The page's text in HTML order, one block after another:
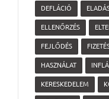
DEFLÁCIÓ
ELLENŐRZÉS
FEJLŐDÉS
HASZNÁLAT
KERESKEDELEM